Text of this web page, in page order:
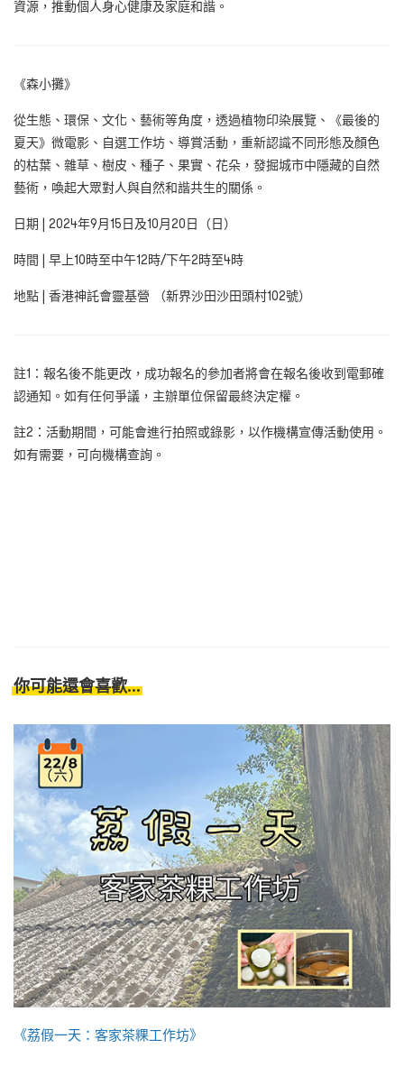
資源，推動個人身心健康及家庭和諧。
《森小攤》
從生態、環保、文化、藝術等角度，透過植物印染展覽、《最後的
夏天》微電影、自選工作坊、導賞活動，重新認識不同形態及顏色
的枯葉、雜草、樹皮、種子、果實、花朵，發掘城市中隱藏的自然
藝術，喚起大眾對人與自然和諧共生的關係。
日期 | 2024年9月15日及10月20日（日）
時間 | 早上10時至中午12時/下午2時至4時
地點 | 香港神託會靈基營 （新界沙田沙田頭村102號）
註1：報名後不能更改，成功報名的參加者將會在報名後收到電郵確
認通知。如有任何爭議，主辦單位保留最終決定權。
註2：活動期間，可能會進行拍照或錄影，以作機構宣傳活動使用。
如有需要，可向機構查詢。
你可能還會喜歡...
《荔假一天：客家茶粿工作坊》